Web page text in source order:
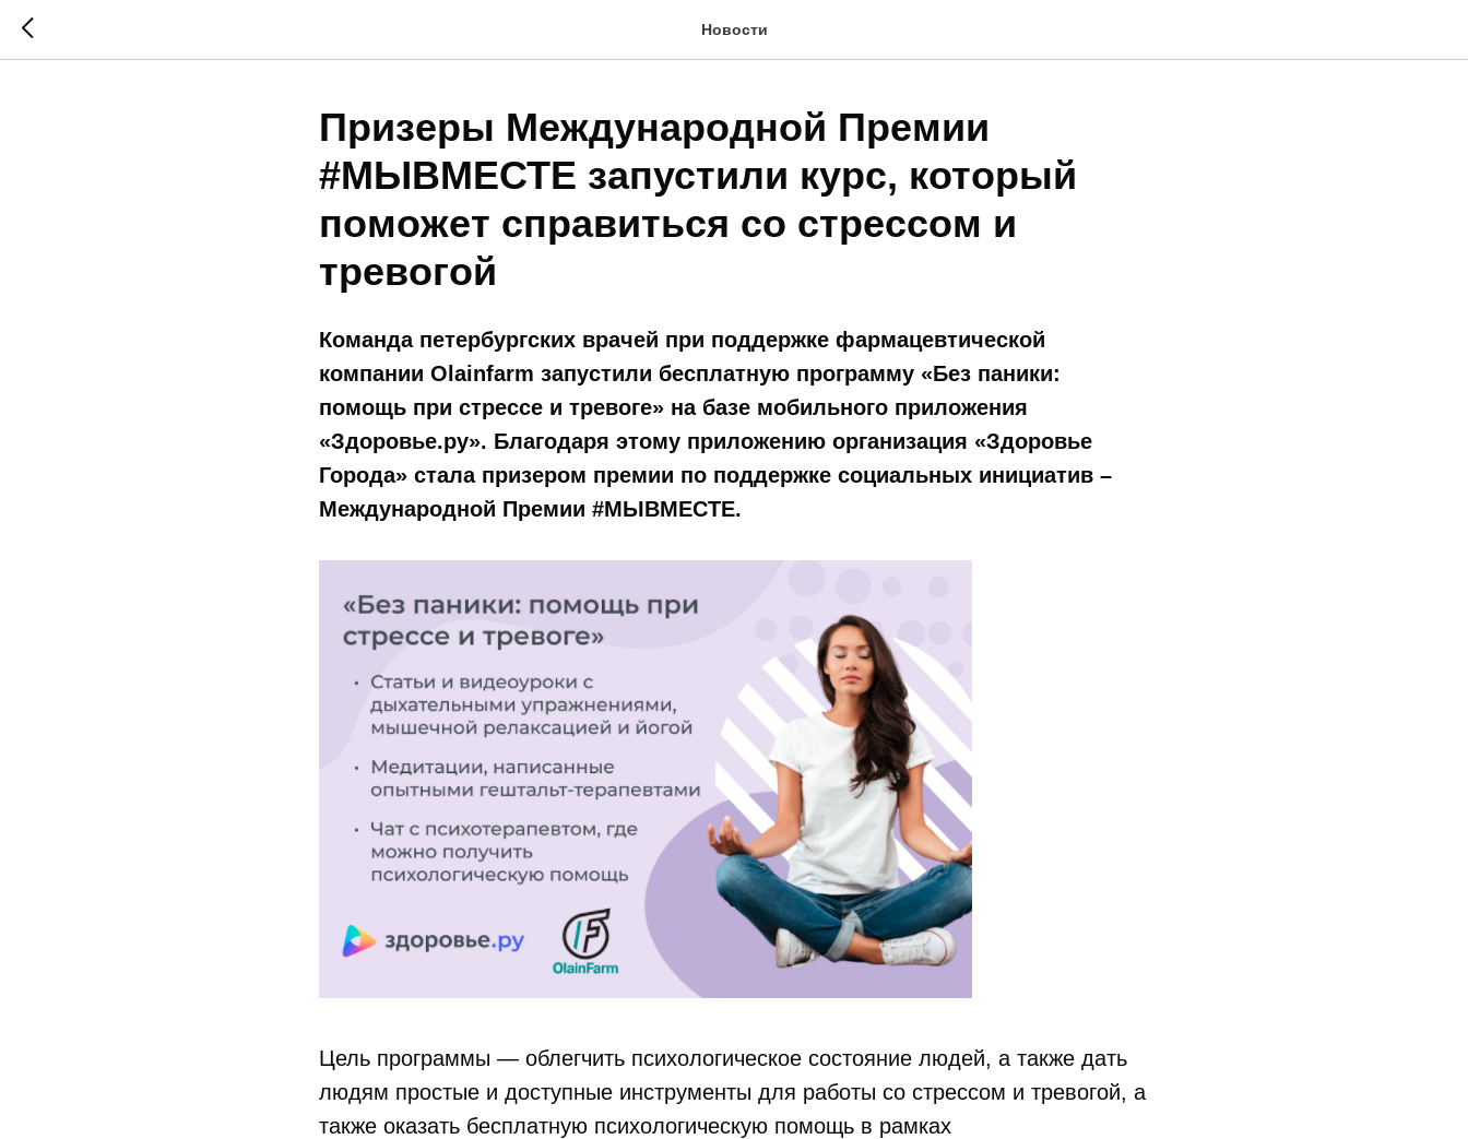
Новости
Призеры Международной Премии
#МЫВМЕСТЕ запустили курс, который
поможет справиться со стрессом и
тревогой
Команда петербургских врачей при поддержке фармацевтической
компании Olainfarm запустили бесплатную программу «Без паники:
помощь при стрессе и тревоге» на базе мобильного приложения
«Здоровье.ру». Благодаря этому приложению организация «Здоровье
Города» стала призером премии по поддержке социальных инициатив –
Международной Премии #МЫВМЕСТЕ.
Цель программы — облегчить психологическое состояние людей, а также дать
людям простые и доступные инструменты для работы со стрессом и тревогой, а
также оказать бесплатную психологическую помощь в рамках